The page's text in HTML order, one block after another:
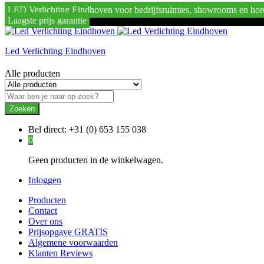
LED Verlichting Eindhoven voor bedrijfsruimtes, showrooms en
Laagste prijs garantie
Led Verlichting Eindhoven
Alle producten
Zoeken
Bel direct: +31 (0) 653 155 038
0
Geen producten in de winkelwagen.
Inloggen
Producten
Contact
Over ons
Prijsopgave GRATIS
Algemene voorwaarden
Klanten Reviews